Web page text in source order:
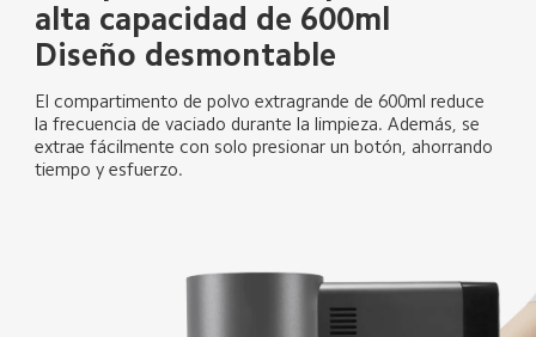
alta capacidad de 600ml
Diseño desmontable
El compartimento de polvo extragrande de 600ml reduce
la frecuencia de vaciado durante la limpieza. Además, se
extrae fácilmente con solo presionar un botón, ahorrando
tiempo y esfuerzo.